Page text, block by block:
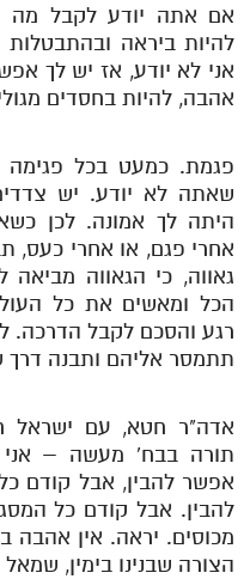
אם אתה יודע לקבל מה
להיות ביראה
אני לא יודע, אז יש לך
אהבה, להיות בחסדים
פגמת. כמעט בכל
שאתה לא יודע. יש
היתה לך אמונה. לכן
אחרי פגם, או אחרי כעס,
גאווה, כי הגאווה
הכל ומאשים את כל
רגע והסכם לקבל הדרכה.
תתמסר אליהם ותבנה דרך
אדה"ר חטא, עם ישראל
תורה בבח' מעשה –
אפשר להבין, אבל קודם
להבין. אבל קודם כל
מכוסים. יראה. אין אהבה
הצורה שבנינו בימין,